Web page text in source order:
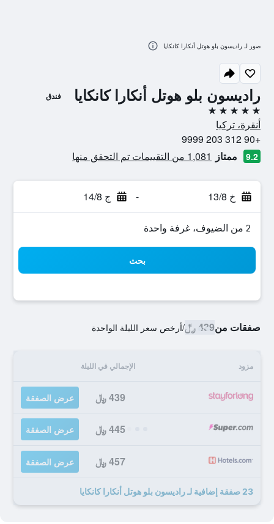
راديسون بلو هوتل أنكارا كانكايا فندق
5 نجوم
أنقرة، تركيا
+90 312 203 9999
9.2 ممتاز 1,081 من التقييمات تم التحقق منها
خ 13/8 - ج 14/8
2 من الضيوف، غرفة واحدة
بحث
صفقات من439 ﷼ /أرخص سعر الليلة الواحدة
مزود الإجمالي في الليلة
439 ﷼ عرض الصفقة
445 ﷼ عرض الصفقة
457 ﷼ عرض الصفقة
23 صفقة إضافية لـ راديسون بلو هوتل أنكارا كانكايا
صور لـ راديسون بلو هوتل أنكارا كانكايا